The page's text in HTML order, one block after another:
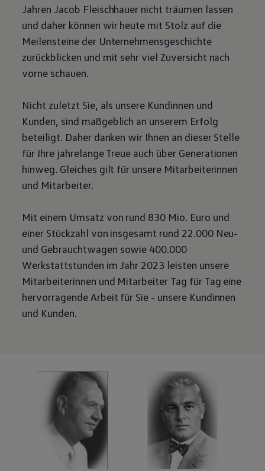
Motorenöl und Flüssigkeiten
Räder und Reifen
Pannen- und Unfallhilfe
Economy Service
Volkswagen Teile
Zubehör
Modellspezifisches Zubehör
Entertainment und Elektronik
Individualisieren
Wallbox und Ladekabel
Digitale Extras
Dienste für Ihr Modell finden
Volkswagen Apps, Login und Shop
Handy und Fahrzeug verbinden
Updates für Software, Karten und Radio
Über Ihr Auto
Kundeninformationen
Volkswagen Kundenbetreuung
Warn- und Kontrollleuchten
Assistenzsysteme
Digitale Betriebsanleitung
Live Beratung
Magazin
Lifestyle
Transport
Elektromobilität
Jahren Jacob Fleischhauer nicht träumen lassen
und daher können wir heute mit Stolz auf die
Meilensteine der Unternehmensgeschichte
zurückblicken und mit sehr viel Zuversicht nach
vorne schauen.
Nicht zuletzt Sie, als unsere Kundinnen und
Kunden, sind maßgeblich an unserem Erfolg
beteiligt. Daher danken wir Ihnen an dieser Stelle
für Ihre jahrelange Treue auch über Generationen
hinweg. Gleiches gilt für unsere Mitarbeiterinnen
und Mitarbeiter.
Mit einem Umsatz von rund 830 Mio. Euro und
einer Stückzahl von insgesamt rund 22.000 Neu-
und Gebrauchtwagen sowie 400.000
Werkstattstunden im Jahr 2023 leisten unsere
Mitarbeiterinnen und Mitarbeiter Tag für Tag eine
hervorragende Arbeit für Sie - unsere Kundinnen
und Kunden.